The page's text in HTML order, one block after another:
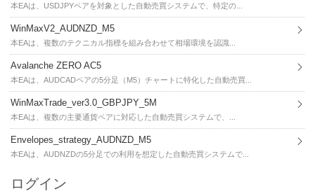
本EAは、USDJPYペアを対象とした自動売買システムで、特定の...
WinMaxV2_AUDNZD_M5
本EAは、複数のテクニカル指標を組み合わせて相場環境を認識...
Avalanche ZERO AC5
本EAは、AUDCADペアの5分足（M5）チャートに特化した自動売買...
WinMaxTrade_ver3.0_GBPJPY_5M
本EAは、複数の主要通貨ペアに対応した自動売買システムで、...
Envelopes_strategy_AUDNZD_M5
本EAは、AUDNZDの5分足での利用を想定した自動売買システムで...
ログイン